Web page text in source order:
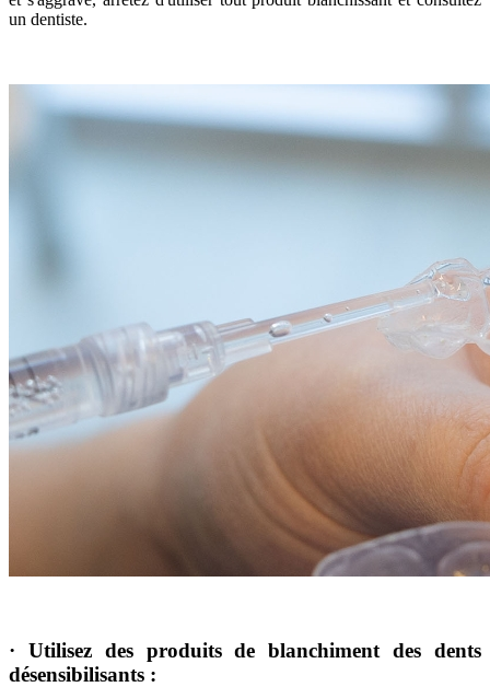
un dentiste.
· Utilisez des produits de blanchiment des dents
désensibilisants :